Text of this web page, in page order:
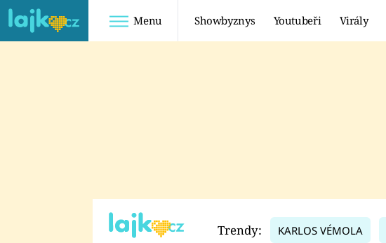
Menu Showbyznys Youtubeři Virály
TADEÁŠ KUBĚNKA
DATEL
Trendy: KARLOS VÉMOLA